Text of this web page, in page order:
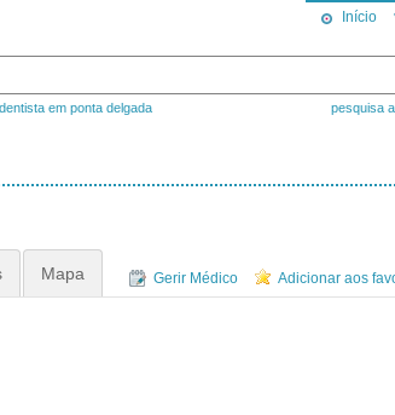
Início
dentista em ponta delgada pesquisa
Gerir Médico Adicionar aos
Mapa